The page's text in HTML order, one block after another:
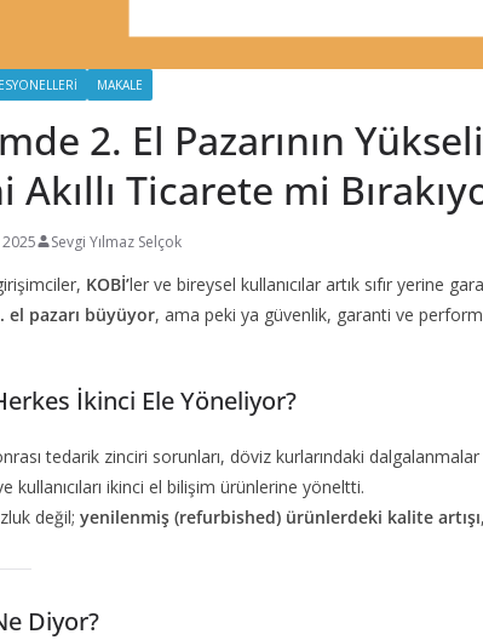
MAKALE
2. El Pazarının
Akıllı Ticarete mi
Sevgi Yılmaz Selçok
KOBİ’ler ve bireysel kullanıcılar artık sıfır yerine
el pazarı büyüyor, ama peki ya güvenlik, garanti ve
İkinci Ele Yöneliyor?
tedarik zinciri sorunları, döviz kurlarındaki
kullanıcıları ikinci el bilişim ürünlerine yöneltti.
değil; yenilenmiş (refurbished) ürünlerdeki kalite artışı
Diyor?